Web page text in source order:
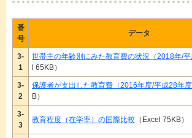
番
号
データ
3-
1
世帯主の年齢別にみた教育費の状況（2018年/平
l 65KB）
3-
2
保護者が支出した教育費（2016年度/平成28年度
B）
3-
3
教育程度（在学率）の国際比較 （Excel 75KB）